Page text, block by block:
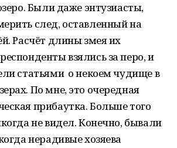
Были даже энтузиасты,
след, оставленный на
Расчёт длины змея их
взялись за перо, и
статьями о некоем чудище в
По мне, это очередная
прибаутка. Больше того
не видел. Конечно, бывали
нерадивые хозяева